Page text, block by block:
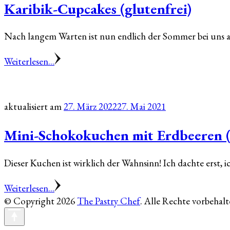
Karibik-Cupcakes (glutenfrei)
Nach langem Warten ist nun endlich der Sommer bei
Weiterlesen...
aktualisiert am27. März 202227. Mai 2021
Mini-Schokokuchen mit Erdbeeren
Dieser Kuchen ist wirklich der Wahnsinn! Ich dachte erst,
Weiterlesen...
© Copyright 2026 The Pastry Chef. Alle Rechte